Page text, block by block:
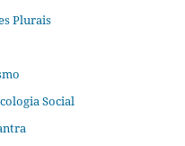
Plurais
Social